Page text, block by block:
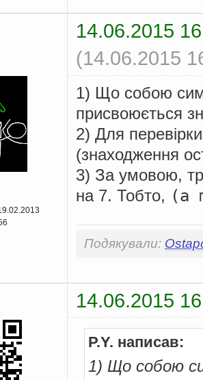
14.06.2015
(14.06.2015
1) Що собою
присвоюється
2) Для
(знаходження
3) За умовою,
на 7. Тобто, (a
Подякували:
14.06.2015
P.Y. написав:
1) Що собою